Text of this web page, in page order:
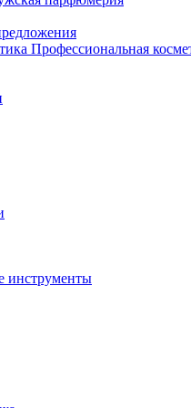
Профессиональная
инструменты